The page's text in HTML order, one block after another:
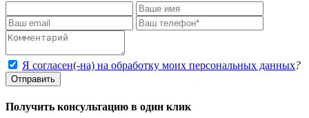
Я согласен(-на) на обработку моих персональных данных?
Отправить
Получить консультацию в один клик